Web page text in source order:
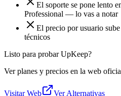
El soporte se pone lento
Professional — lo vas a notar
El precio por usuario
técnicos
Listo para probar UpKeep?
Ver planes y precios en la web
Visitar Web Ver Alternativas